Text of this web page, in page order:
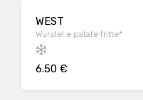
WEST
Wurstel e patate fritte*
6.50 €